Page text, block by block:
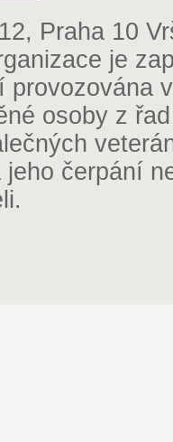
Praha 10
je
provozována
osoby z
čerpání